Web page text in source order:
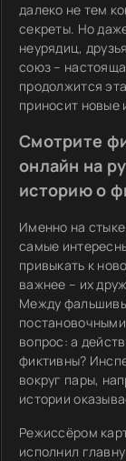
далеко не тем
секреты. Но
неурядиц,
союз –
продолжится
приносит новые
Смотрите
онлайн на
историю о
Именно на
самые
привыкать к
важнее – их
Между
вопрос: а
фиктивны?
вокруг пары,
истории
Режиссёром
исполнил